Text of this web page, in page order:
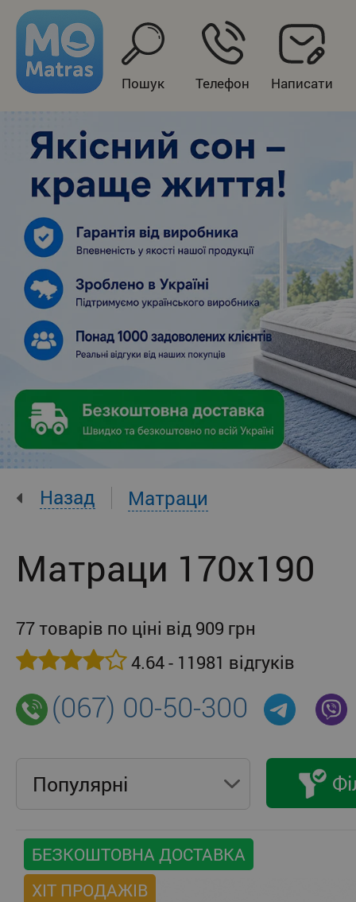
Пошук Телефон Написати
Назад Матраци
Матраци 170x190
77 товарів по ціні від 909 грн
4.64 - 11981 відгуків
(067) 00-50-300
Популярнi
БЕЗКОШТОВНА ДОСТАВКА
ХІТ ПРОДАЖІВ